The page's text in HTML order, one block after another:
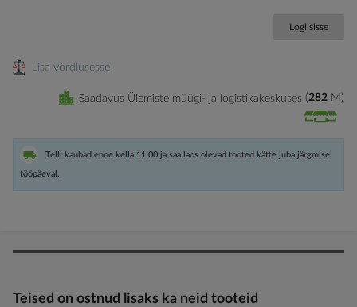
Logi sisse
Lisa võrdlusesse
Saadavus Ülemiste müügi- ja logistikakeskuses 282 M
Telli kaubad enne kella 11:00 ja saa laos olevad tooted kätte juba järgmisel
tööpäeval.
Teised on ostnud lisaks ka neid tooteid